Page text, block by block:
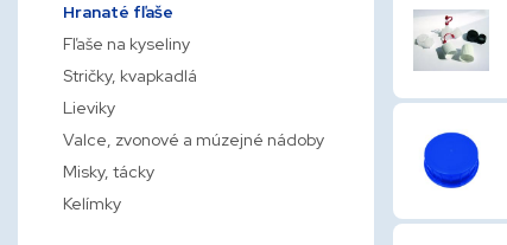
Hranaté fľaše
Fľaše na kyseliny
Stričky, kvapkadlá
Lieviky
Valce, zvonové a múzejné nádoby
Misky, tácky
Kelímky